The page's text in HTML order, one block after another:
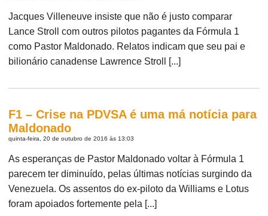
Jacques Villeneuve insiste que não é justo comparar
Lance Stroll com outros pilotos pagantes da Fórmula 1
como Pastor Maldonado. Relatos indicam que seu pai e
bilionário canadense Lawrence Stroll [...]
F1 – Crise na PDVSA é uma má notícia para
Maldonado
quinta-feira, 20 de outubro de 2016 às 13:03
As esperanças de Pastor Maldonado voltar à Fórmula 1
parecem ter diminuído, pelas últimas notícias surgindo da
Venezuela. Os assentos do ex-piloto da Williams e Lotus
foram apoiados fortemente pela [...]